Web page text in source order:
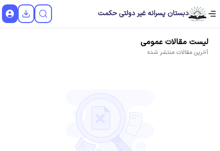
دبستان پسرانه غیر دولتی حکمت
لیست مقالات عمومی
آخرین مقالات منتشر شده